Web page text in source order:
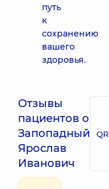
путь
к
сохранению
вашего
здоровья.
Отзывы
пациентов о
Запопадный
Ярослав
Иванович
QR